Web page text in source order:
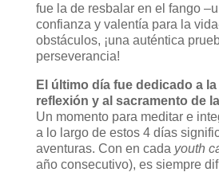
fue la de resbalar en el fango
confianza y valentía para la
obstáculos, ¡una auténtica
perseverancia!
El último día fue dedicado a
reflexión y al sacramento de
Un momento para meditar e
a lo largo de estos 4 días
aventuras. Con en cada youth
año consecutivo), es siempre